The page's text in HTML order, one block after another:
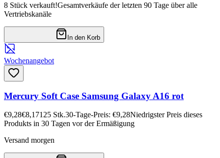
8 Stück verkauft!Gesamtverkäufe der letzten 90 Tage über alle
Vertriebskanäle
In den Korb
Wochenangebot
Mercury Soft Case Samsung Galaxy A16 rot
€9,28€8,17125 Stk.30-Tage-Preis: €9,28Niedrigster Preis dieses
Produkts in 30 Tagen vor der Ermäßigung
Versand morgen